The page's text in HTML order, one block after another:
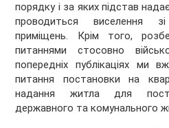
порядку і за яких підстав
проводиться виселення
приміщень. Крім того,
питаннями стосовно
попередніх публікаціях ми
питання постановки на
надання житла для
державного та комунального